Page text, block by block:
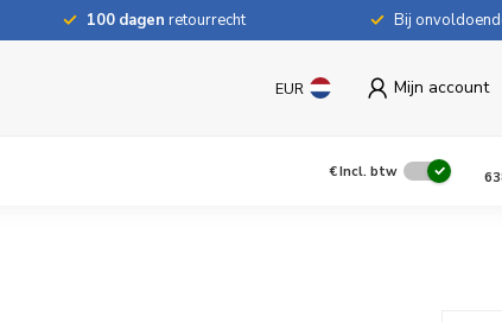
100 dagen retourrecht Bij
EUR Mijn account
€Incl. btw